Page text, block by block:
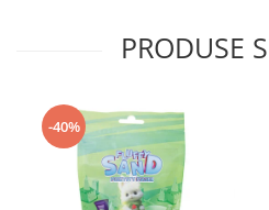
PRODUSE
-40%